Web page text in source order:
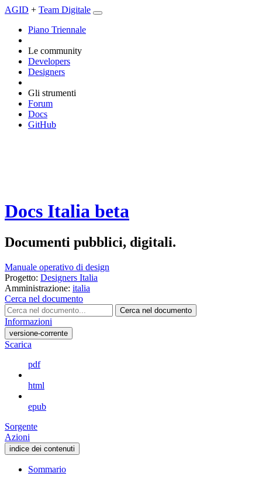
AGID + Team Digitale
Piano Triennale
Le community
Developers
Designers
Gli strumenti
Forum
Docs
GitHub
Docs Italia beta
Documenti pubblici, digitali.
Manuale operativo di design
Progetto: Designers Italia
Amministrazione: italia
Cerca nel documento
Cerca nel documento
Informazioni
versione-corrente
Scarica
pdf
html
epub
Sorgente
Azioni
indice dei contenuti
Sommario